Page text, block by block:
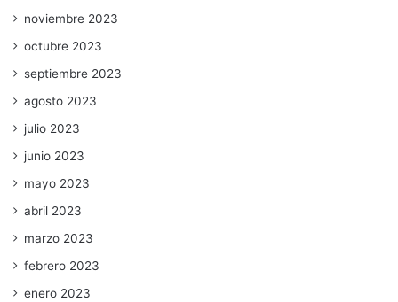
noviembre 2023
octubre 2023
septiembre 2023
agosto 2023
julio 2023
junio 2023
mayo 2023
abril 2023
marzo 2023
febrero 2023
enero 2023